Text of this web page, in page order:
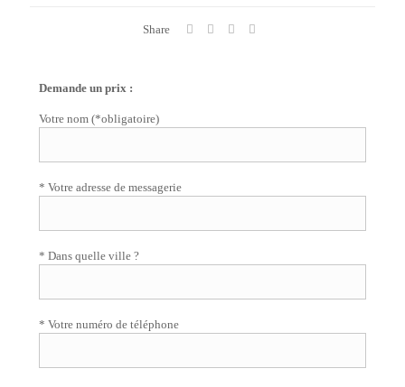
Share
Demande un prix :
Votre nom (*obligatoire)
* Votre adresse de messagerie
* Dans quelle ville ?
* Votre numéro de téléphone